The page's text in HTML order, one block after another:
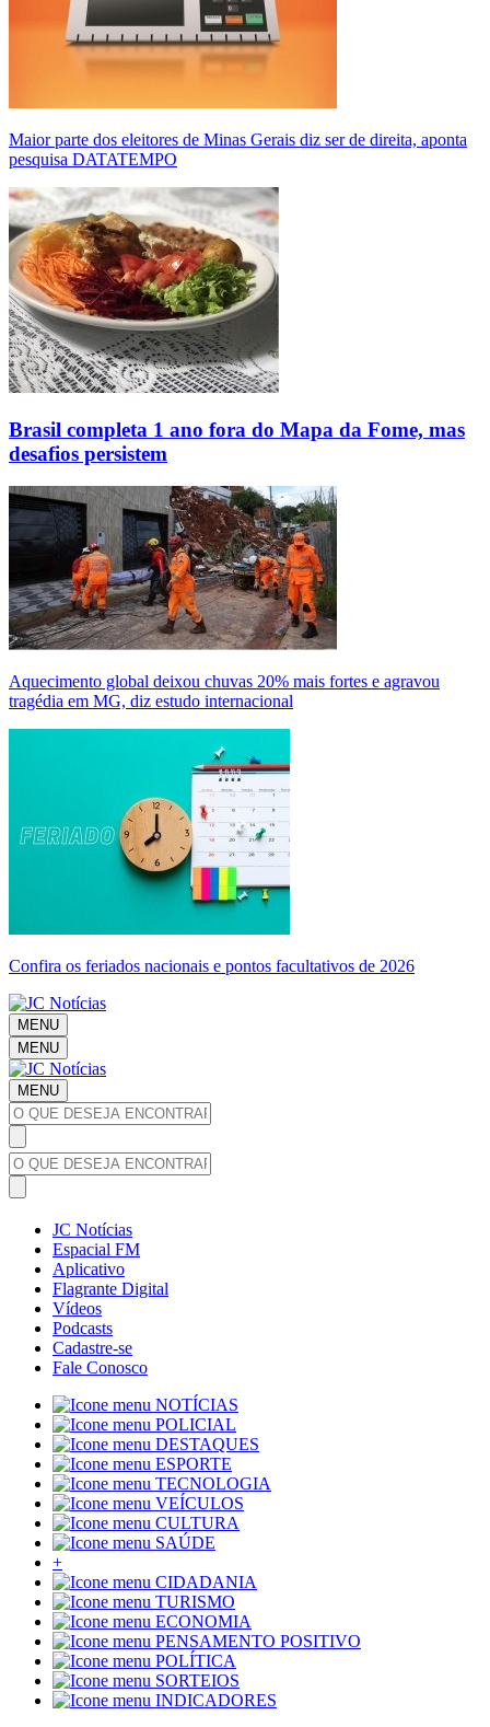
Maior parte dos eleitores de Minas Gerais diz ser de direita, aponta
pesquisa DATATEMPO
Brasil completa 1 ano fora do Mapa da Fome, mas
desafios persistem
Aquecimento global deixou chuvas 20% mais fortes e agravou
tragédia em MG, diz estudo internacional
Confira os feriados nacionais e pontos facultativos de 2026
MENU
MENU
MENU
JC Notícias
Espacial FM
Aplicativo
Flagrante Digital
Vídeos
Podcasts
Cadastre-se
Fale Conosco
NOTÍCIAS
POLICIAL
DESTAQUES
ESPORTE
TECNOLOGIA
VEÍCULOS
CULTURA
SAÚDE
+
CIDADANIA
TURISMO
ECONOMIA
PENSAMENTO POSITIVO
POLÍTICA
SORTEIOS
INDICADORES